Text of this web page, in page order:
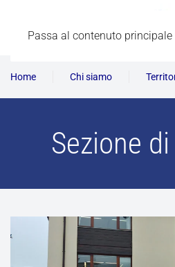
Passa al contenuto principale
Home Chi siamo
Sezione